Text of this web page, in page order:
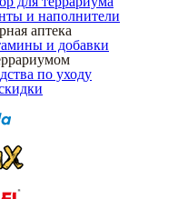
и наполнители
аптека
и добавки
по уходу